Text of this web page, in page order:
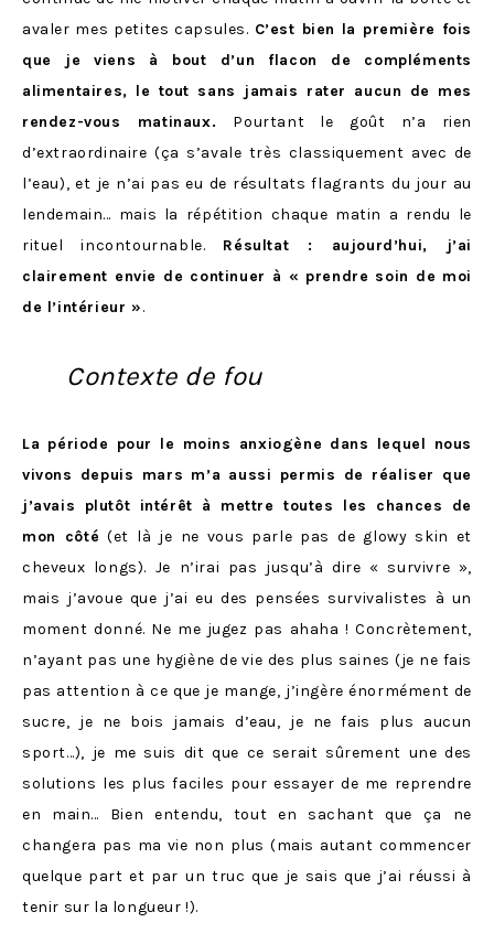
avaler mes petites capsules. C’est bien la première fois
que je viens à bout d’un flacon de compléments
alimentaires, le tout sans jamais rater aucun de mes
rendez-vous matinaux. Pourtant le goût n’a rien
d’extraordinaire (ça s’avale très classiquement avec de
l’eau), et je n’ai pas eu de résultats flagrants du jour au
lendemain… mais la répétition chaque matin a rendu le
rituel incontournable. Résultat : aujourd’hui, j’ai
clairement envie de continuer à « prendre soin de moi
de l’intérieur ».
Contexte de fou
La période pour le moins anxiogène dans lequel nous
vivons depuis mars m’a aussi permis de réaliser que
j’avais plutôt intérêt à mettre toutes les chances de
mon côté (et là je ne vous parle pas de glowy skin et
cheveux longs). Je n’irai pas jusqu’à dire « survivre »,
mais j’avoue que j’ai eu des pensées survivalistes à un
moment donné. Ne me jugez pas ahaha ! Concrètement,
n’ayant pas une hygiène de vie des plus saines (je ne fais
pas attention à ce que je mange, j’ingère énormément de
sucre, je ne bois jamais d’eau, je ne fais plus aucun
sport…), je me suis dit que ce serait sûrement une des
solutions les plus faciles pour essayer de me reprendre
en main… Bien entendu, tout en sachant que ça ne
changera pas ma vie non plus (mais autant commencer
quelque part et par un truc que je sais que j’ai réussi à
tenir sur la longueur !).